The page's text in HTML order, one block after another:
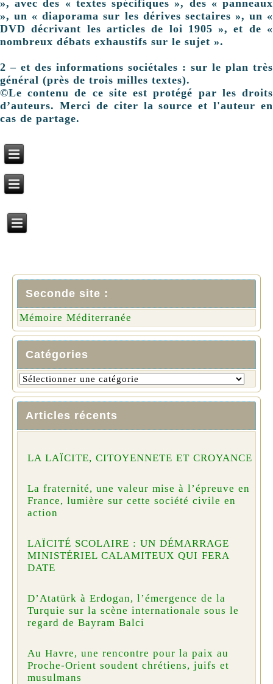
», avec des « textes spécifiques », des « panneaux
», un « diaporama sur les dérives sectaires », un «
DVD décrivant les articles de loi 1905 », et de «
nombreux débats exhaustifs sur le sujet ».
2 – et des informations sociétales : sur le plan très
général (près de trois milles textes).
©Le contenu de ce site est protégé par les droits
d’auteurs. Merci de citer la source et l'auteur en
cas de partage.
Seconde site :
Mémoire Méditerranée
Catégories
Articles récents
LA LAÏCITE, CITOYENNETE ET CROYANCE
La fraternité, une valeur mise à l’épreuve en
France, lumière sur cette société civile en
action
LAÏCITÉ SCOLAIRE : UN DÉMARRAGE
MINISTÉRIEL CALAMITEUX QUI FERA
DATE
D’Atatürk à Erdogan, l’émergence de la
Turquie sur la scène internationale sous le
regard de Bayram Balci
Au Havre, une rencontre pour la paix au
Proche-Orient soudent chrétiens, juifs et
musulmans